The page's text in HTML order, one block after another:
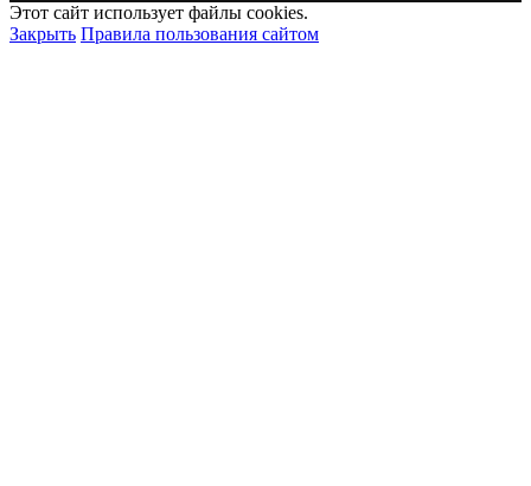
Этот сайт использует файлы cookies.
Закрыть Правила пользования сайтом